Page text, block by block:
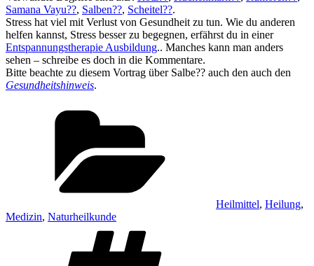
Samana Vayu??, Salben??, Scheitel??.
Stress hat viel mit Verlust von Gesundheit zu tun. Wie du anderen
helfen kannst, Stress besser zu begegnen, erfährst du in einer
Entspannungstherapie Ausbildung.. Manches kann man anders
sehen – schreibe es doch in die Kommentare.
Bitte beachte zu diesem Vortrag über Salbe?? auch den auch den
Gesundheitshinweis.
Heilmittel, Heilung,
Medizin, Naturheilkunde